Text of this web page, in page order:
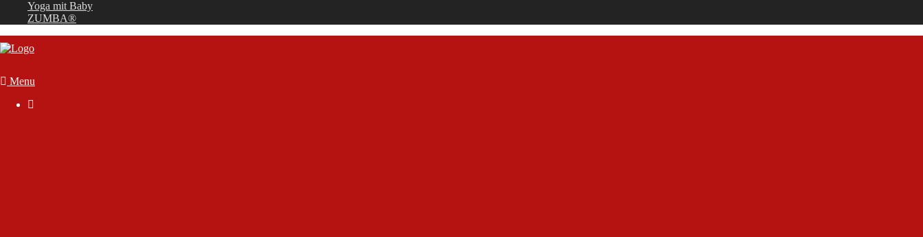
Yoga mit Baby
ZUMBA®
Menu
